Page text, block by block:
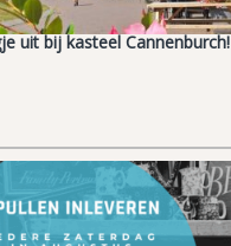
uit bij kasteel Cannenburch!